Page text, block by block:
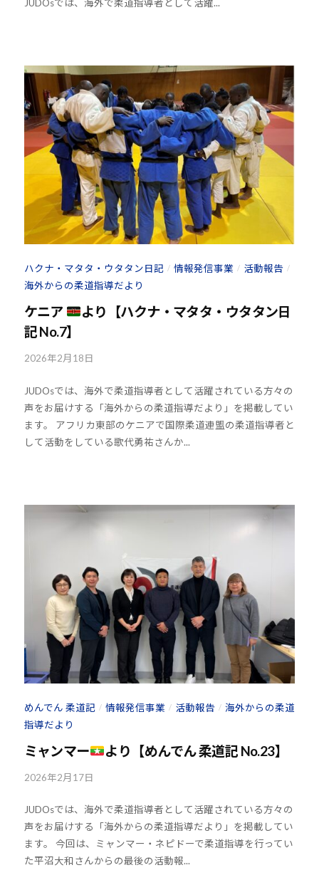
h
j
u
d
o
s
@
b
O
z
J
H
JUDOsでは、海外で柔道指導者として活躍...
ハクナ・マタタ・ウタタン日記 / 情報発信事業 / 活動報告 /
海外からの柔道指導だより
ケニア
より【ハクナ・マタタ・ウタタン日
記 No.7】
2026年2月18日
k
u
h
u
s
@
O
z
J
H
JUDOsでは、海外で柔道指導者として活躍されている方々の
声をお届けする「海外からの柔道指導だより」を掲載してい
ます。 アフリカ東部のケニアで国際柔道連盟の柔道指導者と
して活動をしている歌代勇祐さんか...
めんでん 柔道記 / 情報発信事業 / 活動報告 / 海外からの柔道
指導だより
ミャンマー より【めんでん 柔道記 No.23】
2026年2月17日
k
u
h
JUDOsでは、海外で柔道指導者として活躍されている方々の
声をお届けする「海外からの柔道指導だより」を掲載してい
ます。 今回は、ミャンマー・ネピドーで柔道指導を行ってい
た平沼大和さんからの最後の活動報...